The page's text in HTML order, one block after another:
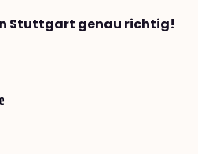
Stuttgart genau richtig!